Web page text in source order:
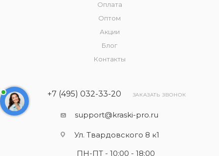
Оплата
Оптом
Акции
Блог
Контакты
+7 (495) 032-33-20 ЗАКАЗАТЬ ЗВОНОК
support@kraski-pro.ru
Ул. Твардовского 8 к1
ПН-ПТ - 10:00 - 18:00